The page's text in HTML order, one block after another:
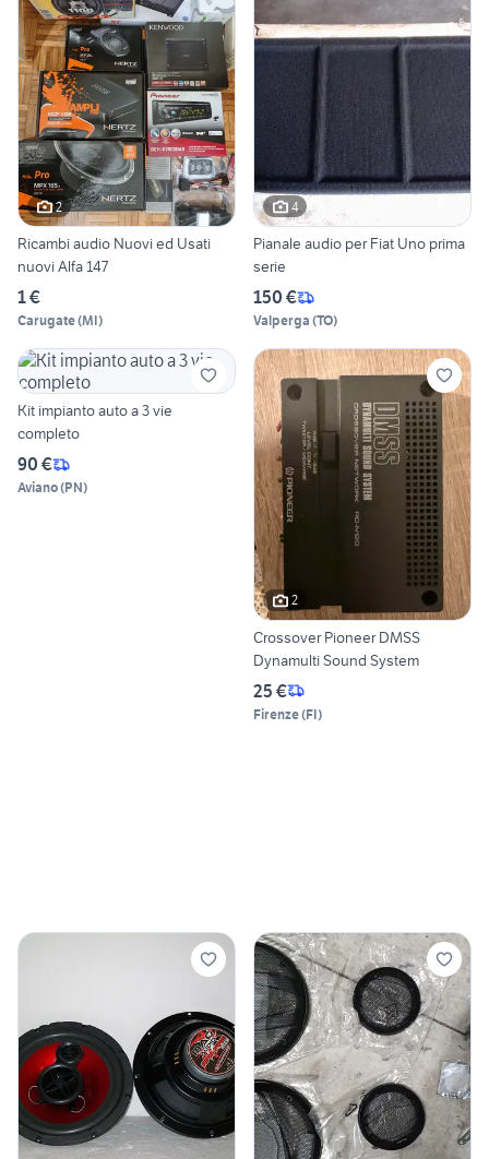
2
Ricambi audio Nuovi ed Usati
nuovi Alfa 147
1 €
Carugate(MI)
4
Pianale audio per Fiat Uno prima
serie
150 €
Valperga (TO)
Kit impianto auto a 3 vie
completo
90 €
Aviano(PN)
2
Crossover Pioneer DMSS
Dynamulti Sound System
25 €
Firenze(FI)